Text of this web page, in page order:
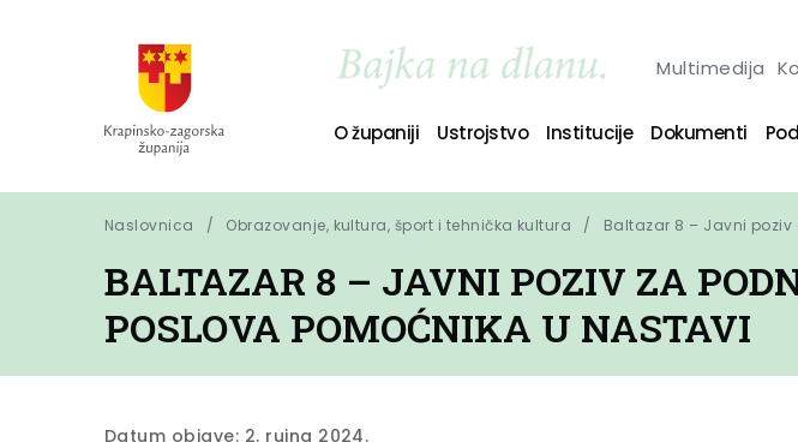
Multimedija
O županiji Ustrojstvo Institucije Dokumenti
Naslovnica Obrazovanje, kultura, šport i tehnička kultura Baltazar 8 – Javni
BALTAZAR 8 – JAVNI POZIV ZA
POSLOVA POMOĆNIKA U NASTAVI
Datum objave: 2. rujna 2024.